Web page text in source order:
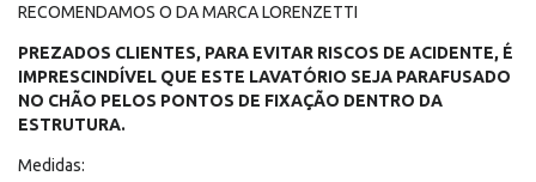
RECOMENDAMOS O DA MARCA LORENZETTI
PREZADOS CLIENTES, PARA EVITAR RISCOS DE ACIDENTE, É
IMPRESCINDÍVEL QUE ESTE LAVATÓRIO SEJA PARAFUSADO
NO CHÃO PELOS PONTOS DE FIXAÇÃO DENTRO DA
ESTRUTURA.
Medidas: